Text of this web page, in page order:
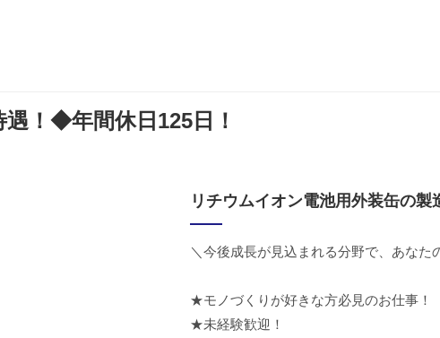
！◆年間休日125日！
リチウムイオン電池用外装缶の製
＼今後成長が見込まれる分野で、あなた
★モノづくりが好きな方必見のお仕事！
★未経験歓迎！